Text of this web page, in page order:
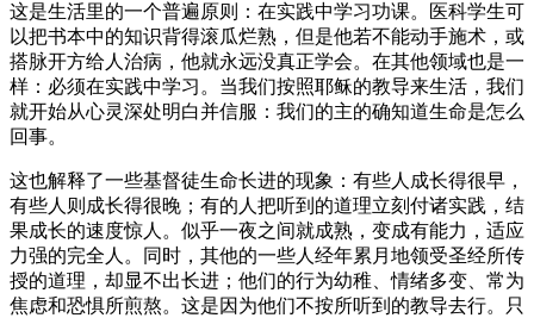
这是生活里的一个普遍原则：在实践中学习功课。医科学生可
以把书本中的知识背得滚瓜烂熟，但是他若不能动手施术，或
搭脉开方给人治病，他就永远没真正学会。在其他领域也是一
样：必须在实践中学习。当我们按照耶稣的教导来生活，我们
就开始从心灵深处明白并信服：我们的主的确知道生命是怎么
回事。
这也解释了一些基督徒生命长进的现象：有些人成长得很早，
有些人则成长得很晚；有的人把听到的道理立刻付诸实践，结
果成长的速度惊人。似乎一夜之间就成熟，变成有能力，适应
力强的完全人。同时，其他的一些人经年累月地领受圣经所传
授的道理，却显不出长进；他们的行为幼稚、情绪多变、常为
焦虑和恐惧所煎熬。这是因为他们不按所听到的教导去行。只